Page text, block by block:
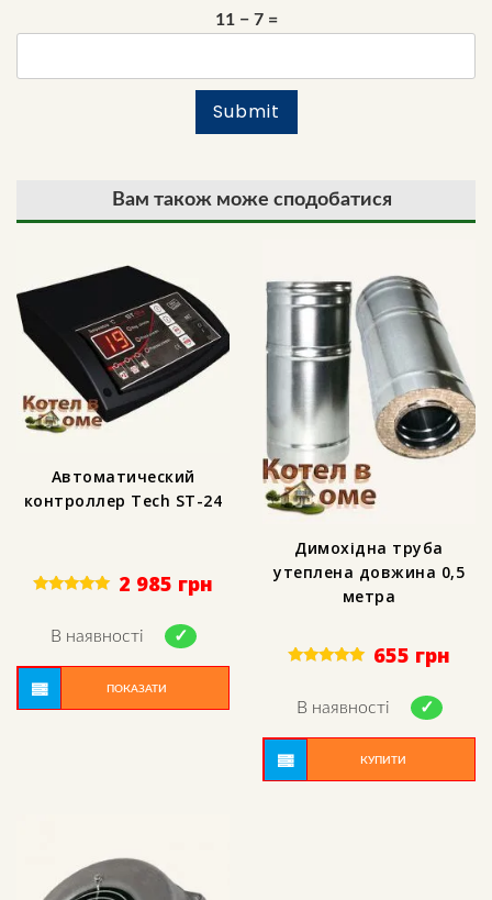
11 − 7 =
Вам також може сподобатися
Автоматический
контроллер Tech ST-24
out of 5
2 985 грн
В наявності
ПОКАЗАТИ
Димохідна труба
утеплена довжина 0,5
метра
out of 5
655 грн
В наявності
КУПИТИ